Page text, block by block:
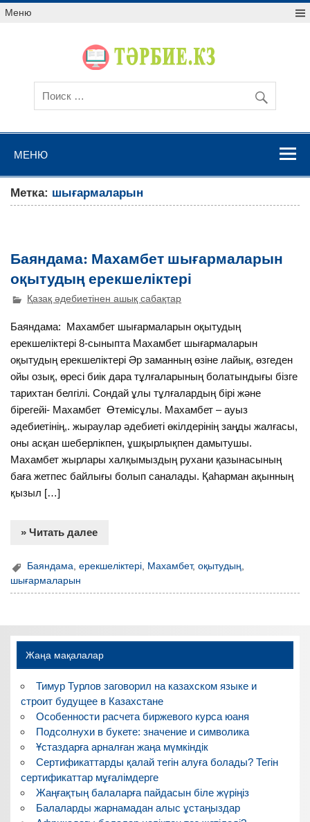
Меню
МЕНЮ
Метка: шығармаларын
Баяндама: Махамбет шығармаларын
оқытудың ерекшеліктері
Қазақ әдебиетінен ашық сабақтар
Баяндама: Махамбет шығармаларын оқытудың
ерекшеліктері 8-сыныпта Махамбет шығармаларын
оқытудың ерекшеліктері Әр заманның өзіне лайық, өзгеден
ойы озық, өресі биік дара тұлғаларының болатындығы бізге
тарихтан белгілі. Сондай ұлы тұлғалардың бірі және
бірегейі- Махамбет Өтемісұлы. Махамбет – ауыз
әдебиетінің,. жыраулар әдебиеті өкілдерінің заңды жалғасы,
оны асқан шеберлікпен, ұшқырлықпен дамытушы.
Махамбет жырлары халқымыздың рухани қазынасының
баға жетпес байлығы болып саналады. Қаһарман ақынның
қызыл […]
» Читать далее
Баяндама,ерекшеліктері, Махамбет,оқытудың,
шығармаларын
Жаңа мақалалар
Тимур Турлов заговорил на казахском языке и
строит будущее в Казахстане
Особенности расчета биржевого курса юаня
Подсолнухи в букете: значение и символика
Ұстаздарға арналған жаңа мүмкіндік
Сертификаттарды қалай тегін алуға болады? Тегін
сертификаттар мұғалімдерге
Жаңғақтың балаларға пайдасын біле жүріңіз
Балаларды жарнамадан алыс ұстаңыздар